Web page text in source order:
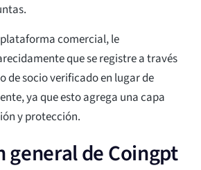
comercial, le
que se registre a través
de socio verificado en lugar de
ya que esto agrega una capa
y protección.
general de Coingpt